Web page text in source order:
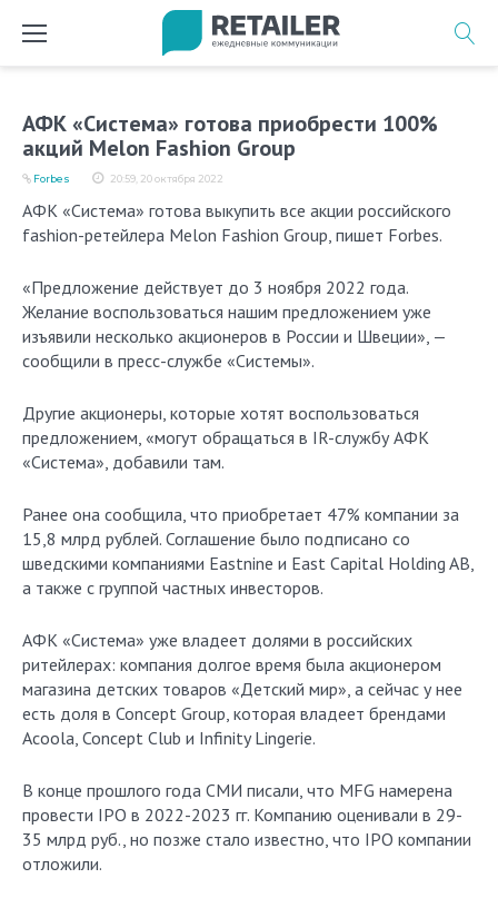
АФК «Система» готова приобрести 100%
акций Melon Fashion Group
20:59, 20 октября 2022
Forbes
АФК «Система» готова выкупить все акции российского
fashion-ретейлера Melon Fashion Group, пишет Forbes.
«Предложение действует до 3 ноября 2022 года.
Желание воспользоваться нашим предложением уже
изъявили несколько акционеров в России и Швеции», —
сообщили в пресс-службе «Системы».
Другие акционеры, которые хотят воспользоваться
предложением, «могут обращаться в IR-службу АФК
«Система», добавили там.
Ранее она сообщила, что приобретает 47% компании за
15,8 млрд рублей. Соглашение было подписано со
шведскими компаниями Eastnine и East Capital Holding AB,
а также с группой частных инвесторов.
АФК «Система» уже владеет долями в российских
ритейлерах: компания долгое время была акционером
магазина детских товаров «Детский мир», а сейчас у нее
есть доля в Concept Group, которая владеет брендами
Acoola, Concept Club и Infinity Lingerie.
В конце прошлого года СМИ писали, что MFG намерена
провести IPO в 2022-2023 гг. Компанию оценивали в 29-
35 млрд руб., но позже стало известно, что IPO компании
отложили.